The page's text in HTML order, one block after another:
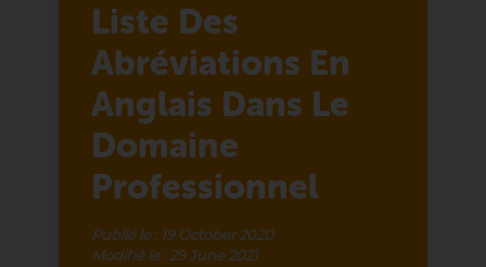
Liste Des
Abréviations En
Anglais Dans Le
Domaine
Professionnel
Publié le : 19 October 2020
Modifié le :29 June 2021